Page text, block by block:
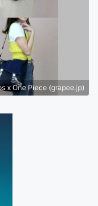
x One Piece (grapee.jp)